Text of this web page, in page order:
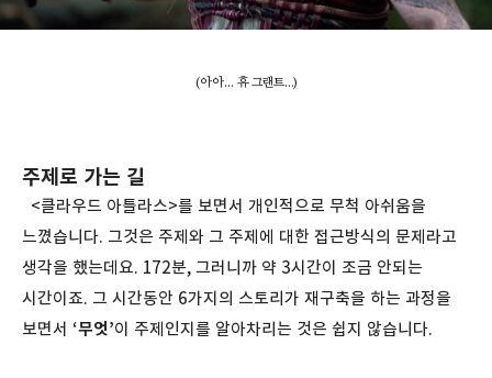
(아아... 휴 그랜트...)
주제로 가는 길
<클라우드 아틀라스>를 보면서 개인적으로 무척 아쉬움을
느꼈습니다. 그것은 주제와 그 주제에 대한 접근방식의 문제라고
생각을 했는데요. 172분, 그러니까 약 3시간이 조금 안되는
시간이죠. 그 시간동안 6가지의 스토리가 재구축을 하는 과정을
보면서 ‘무엇’이 주제인지를 알아차리는 것은 쉽지 않습니다.